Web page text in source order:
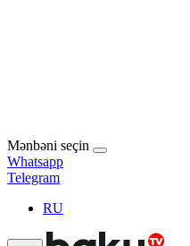
Mənbəni seçin
Whatsapp
Telegram
RU